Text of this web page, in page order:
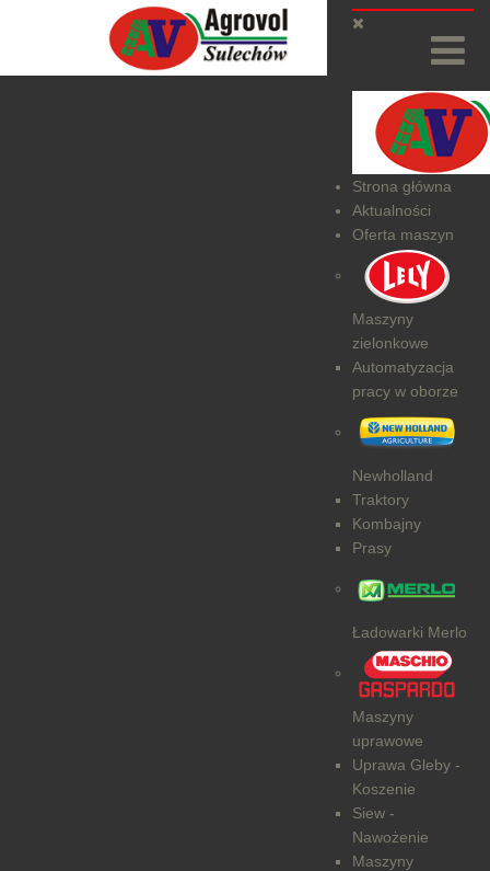
Strona główna
Aktualności
Oferta maszyn
Maszyny
zielonkowe
Automatyzacja
pracy w oborze
Newholland
Traktory
Kombajny
Prasy
Ładowarki Merlo
Maszyny
uprawowe
Uprawa Gleby -
Koszenie
Siew -
Nawożenie
Maszyny